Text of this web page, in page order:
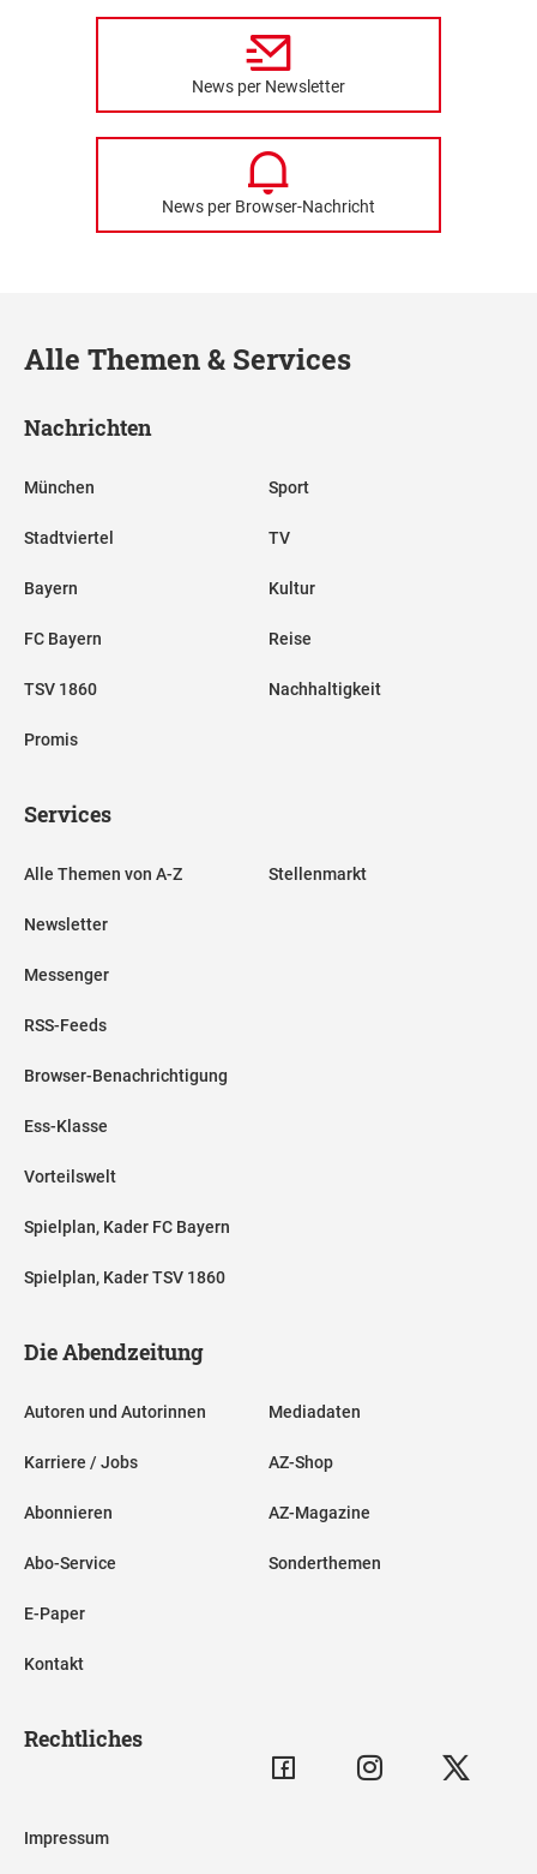
News per Newsletter
News per Browser-Nachricht
Alle Themen & Services
Nachrichten
München
Stadtviertel
Bayern
FC Bayern
TSV 1860
Promis
Sport
TV
Kultur
Reise
Nachhaltigkeit
Services
Alle Themen von A-Z
Newsletter
Messenger
RSS-Feeds
Browser-Benachrichtigung
Ess-Klasse
Vorteilswelt
Spielplan, Kader FC Bayern
Spielplan, Kader TSV 1860
Stellenmarkt
Die Abendzeitung
Autoren und Autorinnen
Karriere / Jobs
Abonnieren
Abo-Service
E-Paper
Kontakt
Mediadaten
AZ-Shop
AZ-Magazine
Sonderthemen
Rechtliches
Impressum